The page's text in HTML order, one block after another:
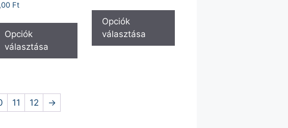
Ft
Opciók
választása
Opciók
választása
11 12 →